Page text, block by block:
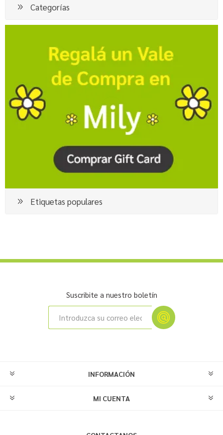
Categorías
Etiquetas populares
Suscribite a nuestro boletín
INFORMACIÓN
MI CUENTA